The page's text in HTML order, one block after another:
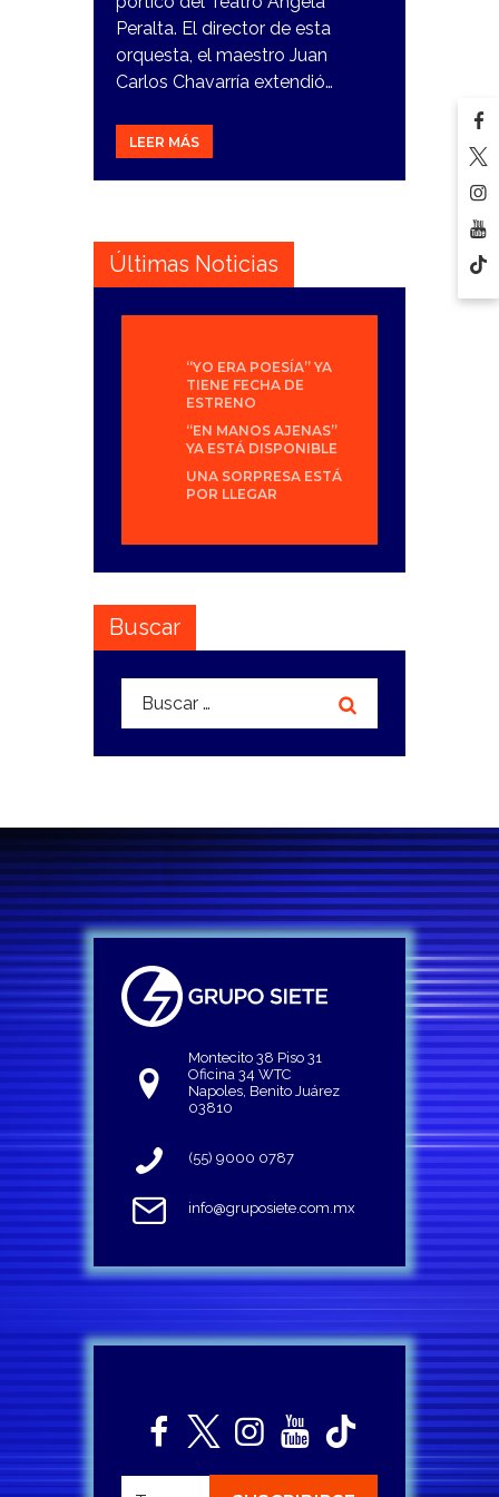
Peralta. El director de esta
orquesta, el maestro Juan
Carlos Chavarría extendió…
LEER MÁS
Últimas Noticias
“YO ERA POESÍA” YA
TIENE FECHA DE
ESTRENO
“EN MANOS AJENAS”
YA ESTÁ DISPONIBLE
UNA SORPRESA ESTÁ
POR LLEGAR
Buscar
Buscar:
Montecito 38 Piso 31
Oficina 34 WTC
Napoles, Benito Juárez
03810
(55) 9000 0787
info@gruposiete.com.mx